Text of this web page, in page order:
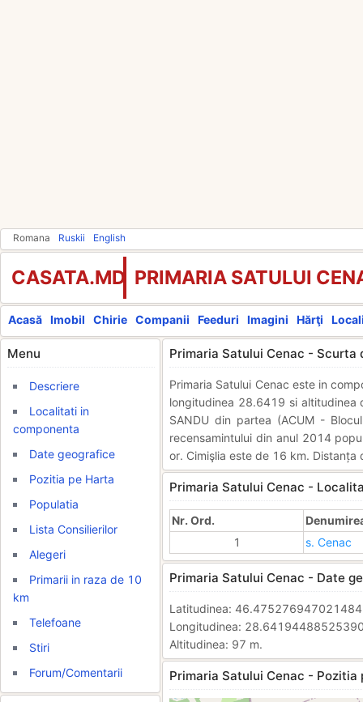
Romana Ruskii English
CASATA.MD PRIMARIA SATULUI
Acasă Imobil Chirie Companii Feeduri Imagini Hărţi
Menu
Descriere
Localitati in
componenta
Date geografice
Pozitia pe Harta
Populatia
Lista Consilierilor
Alegeri
Primarii in raza de 10
km
Telefoane
Stiri
Forum/Comentarii
Primaria Satului Cenac - Scurta
Primaria Satului Cenac este in
longitudinea 28.6419 si altitudinea
SANDU din partea (ACUM -
recensamintului din anul 2014
or. Cimişlia este de 16 km.
Primaria Satului Cenac -
Nr. Ord.
1
s. Cenac
Primaria Satului Cenac - Date
Latitudinea:
Longitudinea:
Altitudinea: 97 m.
Primaria Satului Cenac - Pozitia